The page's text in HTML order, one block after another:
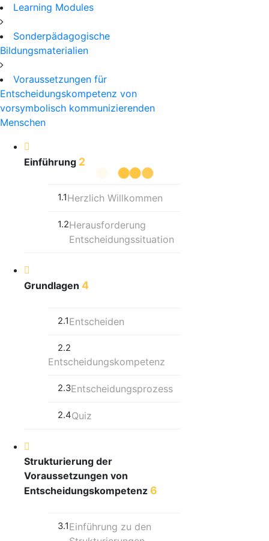
Learning Modules
Sonderpädagogische
Bildungsmaterialien
Voraussetzungen für
Entscheidungskompetenz von
vorsymbolisch kommunizierenden
Menschen
Einführung 2
1.1Herzlich Willkommen
1.2Herausforderung
Entscheidungssituation
Grundlagen 4
2.1Entscheiden
2.2
Entscheidungskompetenz
2.3Entscheidungsprozess
2.4Quiz
Strukturierung der
Voraussetzungen von
Entscheidungskompetenz 6
3.1Einführung zu den